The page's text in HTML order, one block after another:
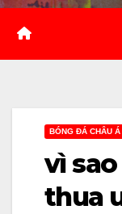
BÓNG ĐÁ CHÂU Á
vì
thua